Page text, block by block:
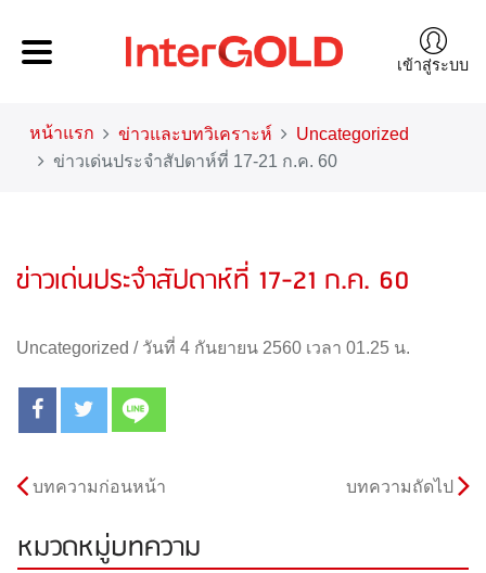
เข้าสู่ระบบ
หน้าแรก ข่าวและบทวิเคราะห์
Uncategorized
ข่าวเด่นประจำสัปดาห์ที่ 17-21 ก.ค. 60
ข่าวเด่นประจำสัปดาห์ที่ 17-21 ก.ค. 60
Uncategorized / วันที่ 4 กันยายน 2560 เวลา 01.25 น.
บทความก่อนหน้า บทความถัดไป
หมวดหมู่บทความ